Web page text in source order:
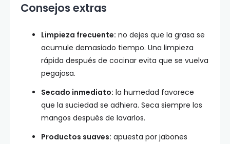
Consejos extras
Limpieza frecuente: no dejes que la grasa se
acumule demasiado tiempo. Una limpieza
rápida después de cocinar evita que se vuelva
pegajosa.
Secado inmediato: la humedad favorece
que la suciedad se adhiera. Seca siempre los
mangos después de lavarlos.
Productos suaves: apuesta por jabones